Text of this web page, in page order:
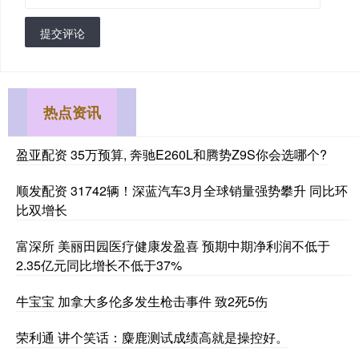
提交评论
热点资讯
盈亚配资 35万预算, 奔驰E260L和腾势Z9S你会选哪个?
顺发配资 31742辆！深蓝汽车3月全球销量强势攀升 同比环
比双增长
富深所 美丽田园医疗健康发盈喜 预期中期净利润不低于
2.35亿元同比增长不低于37%
牛宝宝 加拿大多伦多发生枪击事件 致2死5伤
荣利通 讲个笑话：麋鹿测试成绩高就是操控好。